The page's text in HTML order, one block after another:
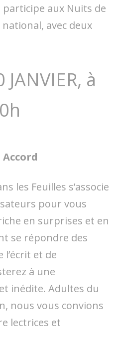
participe aux Nuits de
avec deux
à
Accord
les Feuilles s’associe
pour vous
en surprises et en
se répondre des
l’écrit et de
à une
inédite. Adultes du
nous vous convions
lectrices et